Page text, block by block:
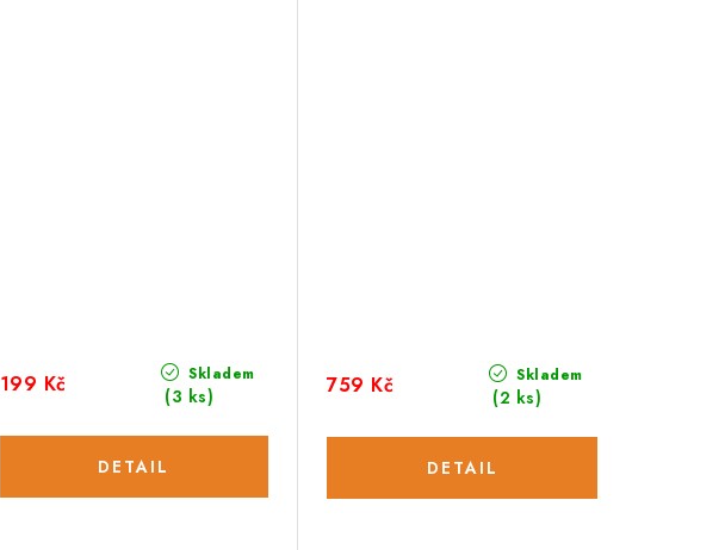
Skladem
(3 ks)
199 Kč Skladem
(2 ks)
759 Kč